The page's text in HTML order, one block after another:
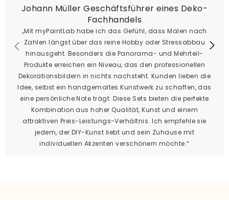
Johann Müller Geschäftsführer eines Deko-
Fachhandels
„Mit myPaintLab habe ich das Gefühl, dass Malen nach
Zahlen längst über das reine Hobby oder Stressabbau
hinausgeht. Besonders die Panorama- und Mehrteil-
Produkte erreichen ein Niveau, das den professionellen
Dekorationsbildern in nichts nachsteht. Kunden lieben die
Idee, selbst ein handgemaltes Kunstwerk zu schaffen, das
eine persönliche Note trägt. Diese Sets bieten die perfekte
Kombination aus hoher Qualität, Kunst und einem
attraktiven Preis-Leistungs-Verhältnis. Ich empfehle sie
jedem, der DIY-Kunst liebt und sein Zuhause mit
individuellen Akzenten verschönern möchte.“